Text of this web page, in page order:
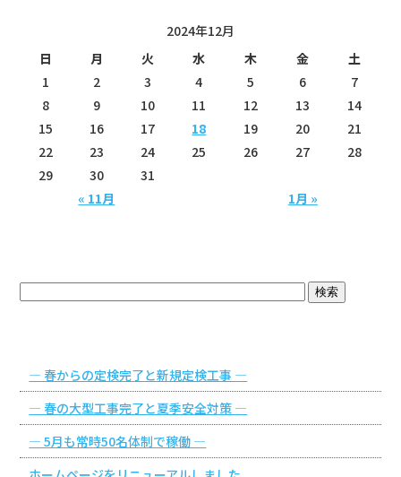
2024年12月
日
月 火 水 木 金 土
« 11月 1月 »
1 2 3 4 5 6
7
8
9 10 11 12 13
14
15
16 17 18 19 20
21
22
23 24 25 26 27
28
29
30 31
― 春からの定検完了と新規定検工事 ―
― 春の大型工事完了と夏季安全対策 ―
― 5月も常時50名体制で稼働 ―